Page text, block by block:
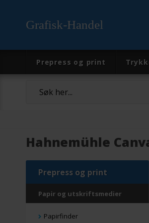
Grafisk-Handel
Prepress og print
Hahnemühle
Prepress og print
Papir og utskriftsmedier
Papirfinder